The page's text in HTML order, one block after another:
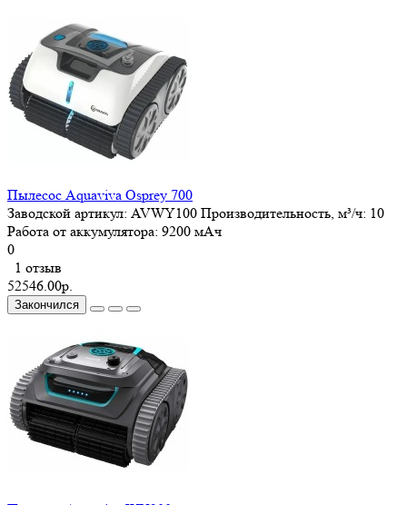
Пылесос Aquaviva Osprey 700
Заводской артикул: AVWY100 Производительность, м³/ч: 10
Работа от аккумулятора: 9200 мАч
0
1 отзыв
52546.00р.
Закончился